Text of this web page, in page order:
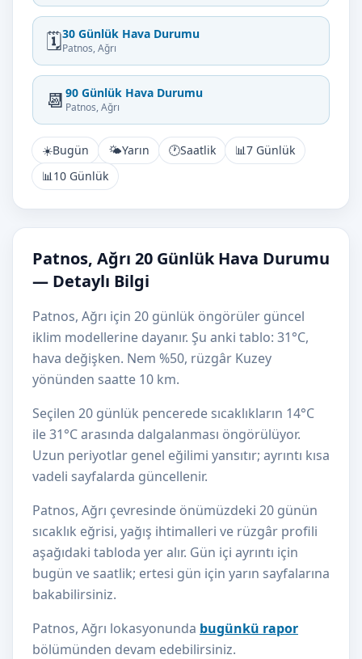
🗓️30 Günlük Hava Durumu
Patnos, Ağrı
📆 90 Günlük Hava Durumu
Patnos, Ağrı
☀️Bugün 🌤️Yarın 🕐Saatlik 📊7 Günlük
📊10 Günlük
Patnos, Ağrı 20 Günlük Hava Durumu
— Detaylı Bilgi
Patnos, Ağrı için 20 günlük öngörüler güncel
iklim modellerine dayanır. Şu anki tablo: 31°C,
hava değişken. Nem %50, rüzgâr Kuzey
yönünden saatte 10 km.
Seçilen 20 günlük pencerede sıcaklıkların 14°C
ile 31°C arasında dalgalanması öngörülüyor.
Uzun periyotlar genel eğilimi yansıtır; ayrıntı kısa
vadeli sayfalarda güncellenir.
Patnos, Ağrı çevresinde önümüzdeki 20 günün
sıcaklık eğrisi, yağış ihtimalleri ve rüzgâr profili
aşağıdaki tabloda yer alır. Gün içi ayrıntı için
bugün ve saatlik; ertesi gün için yarın sayfalarına
bakabilirsiniz.
Patnos, Ağrı lokasyonunda bugünkü rapor
bölümünden devam edebilirsiniz.